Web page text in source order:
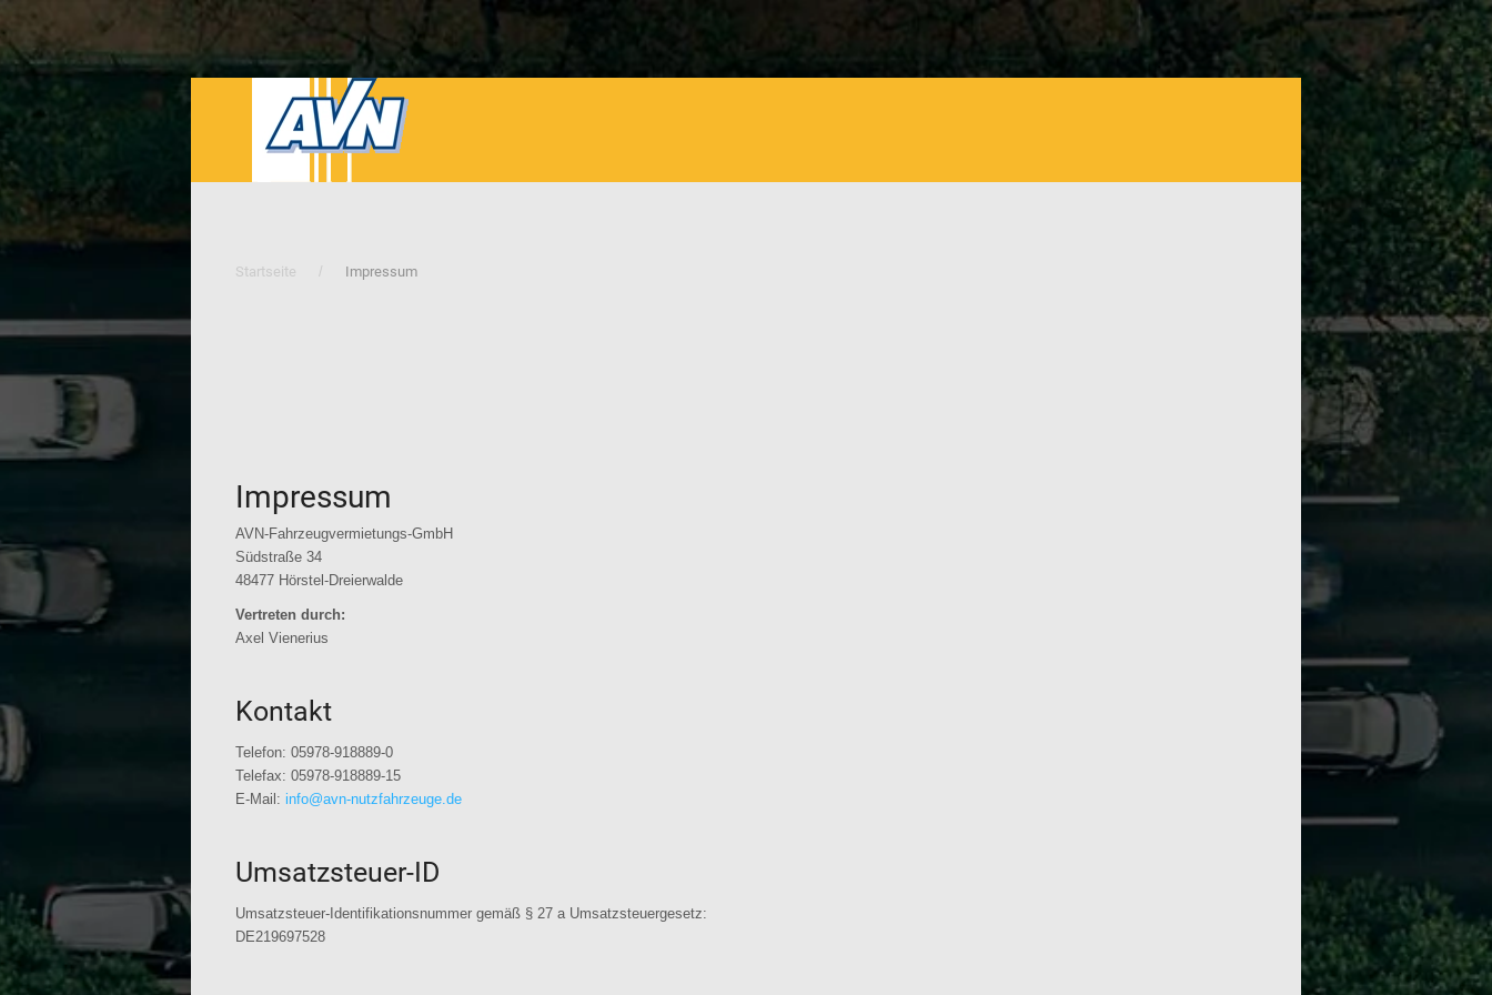
Startseite Impressum
Impressum
AVN-Fahrzeugvermietungs-GmbH
Südstraße 34
48477 Hörstel-Dreierwalde
Vertreten durch:
Axel Vienerius
Kontakt
Telefon: 05978-918889-0
Telefax: 05978-918889-15
E-Mail: info@avn-nutzfahrzeuge.de
Umsatzsteuer-ID
Umsatzsteuer-Identifikationsnummer gemäß § 27 a Umsatzsteuergesetz:
DE219697528